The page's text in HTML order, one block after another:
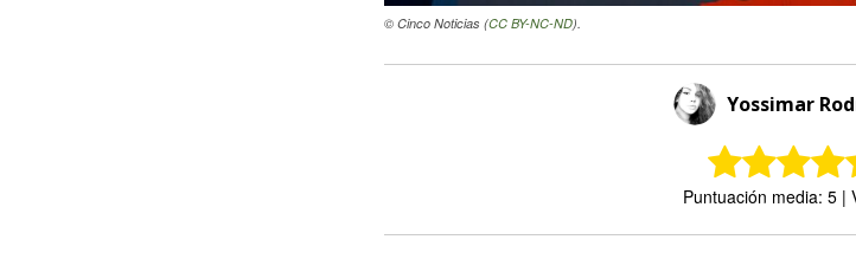
© Cinco Noticias (CC BY-NC-ND).
Yossimar
Puntuación media: 5 |